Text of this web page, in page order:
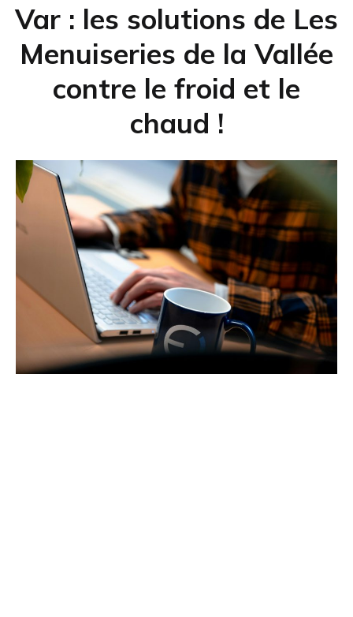
Var : les solutions de Les
Menuiseries de la Vallée
contre le froid et le
chaud !